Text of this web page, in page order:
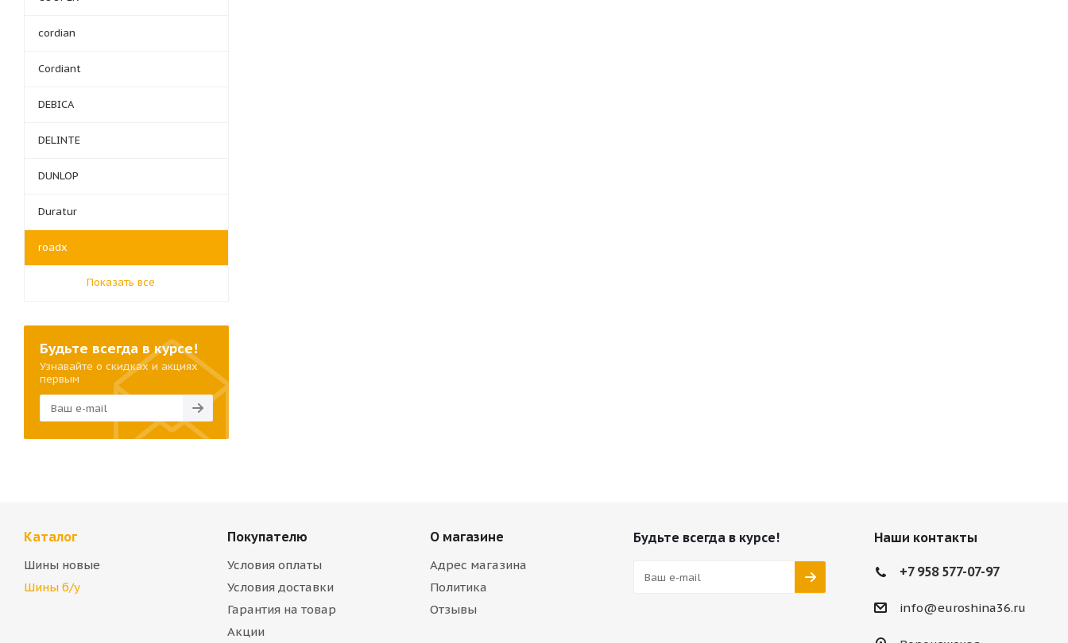
cordian
Cordiant
DEBICA
DELINTE
DUNLOP
Duratur
roadx
Показать все
Будьте всегда в курсе!
Узнавайте о скидках и акциях
первым
Каталог
Шины новые
Шины б/у
Покупателю
Условия оплаты
Условия доставки
Гарантия на товар
Акции
О магазине
Адрес магазина
Политика
Отзывы
Будьте всегда в курсе! Наши контакты
+7 958 577-07-97
info@euroshina36.ru